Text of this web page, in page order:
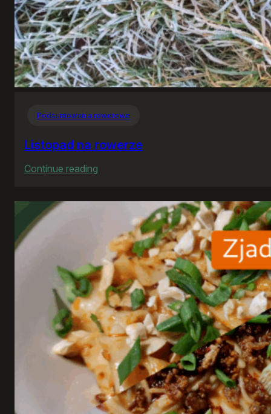
Podsumowania rowerowe
Listopad na rowerze
Continue reading
na
rowerze